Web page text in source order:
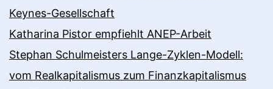
Keynes-Gesellschaft
Katharina Pistor empfiehlt ANEP-Arbeit
Stephan Schulmeisters Lange-Zyklen-Modell:
vom Realkapitalismus zum Finanzkapitalismus